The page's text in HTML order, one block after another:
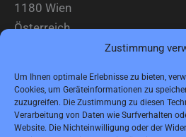
Zustimmung
Um Ihnen optimale Erlebnisse zu bieten,
Cookies, um Geräteinformationen zu
zuzugreifen. Die Zustimmung zu diesen
Verarbeitung von Daten wie Surfverhalten
Website. Die Nichteinwilligung oder der
1180 Wien
Österreich
Fax: (0043) 1 2936882 -15
E-Mail:jbauer@smart-elements.com
Geschäftsführer: Mag. Jürgen Bauer